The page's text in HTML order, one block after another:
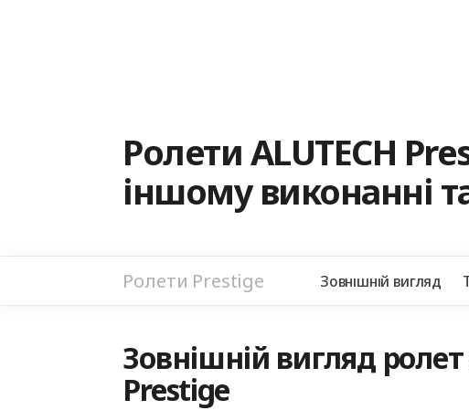
Ролети ALUTECH
іншому виконанні
Ролети Prestige Зовнішній вигляд
Зовнішній вигляд ролет
Prestige